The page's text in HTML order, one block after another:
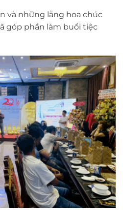
và những lẵng hoa chúc
góp phần làm buổi tiệc